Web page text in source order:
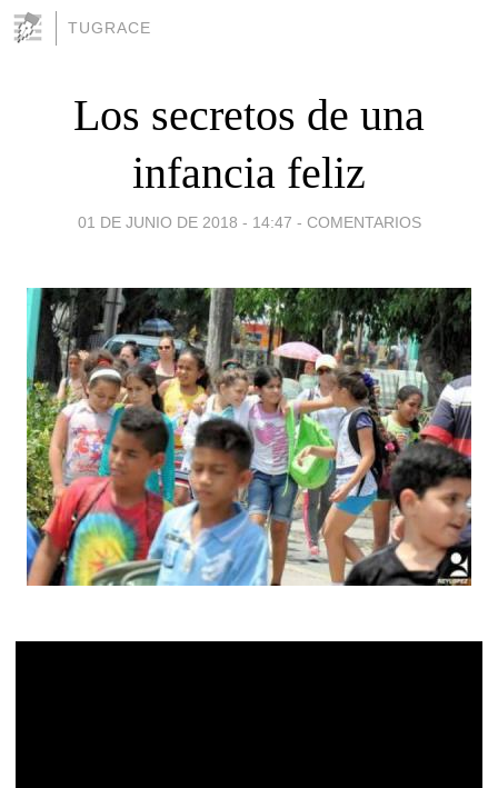
TUGRACE
Los secretos de una
infancia feliz
01 DE JUNIO DE 2018 - 14:47 - COMENTARIOS